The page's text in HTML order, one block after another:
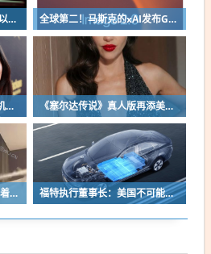
新能源车涉水后报废 是否可以全损理赔 全球第二！马斯克的xAI发布Grok Imagine Image 2.0模型：AI生图/编辑能力大增
《痴迷》女主开始玩生化危机了！自曝有参演机会 《塞尔达传说》真人版再添美女！曾出演冯小刚电影
女子称名创优品内裤“穿着穿着掉了”让其颜面尽失 品牌方客服回应：已启动紧急调查 福特执行董事长：美国不可能永远把中国车企挡在门外 进来也有信心击败